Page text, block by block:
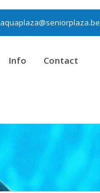
aquaplaza@seniorplaza.be
Info Contact